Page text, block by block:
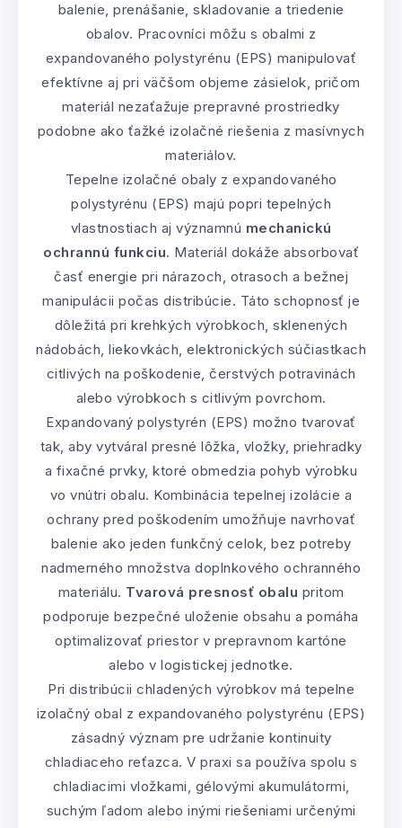
balenie, prenášanie, skladovanie a triedenie
obalov. Pracovníci môžu s obalmi z
expandovaného polystyrénu (EPS) manipulovať
efektívne aj pri väčšom objeme zásielok, pričom
materiál nezaťažuje prepravné prostriedky
podobne ako ťažké izolačné riešenia z masívnych
materiálov.
Tepelne izolačné obaly z expandovaného
polystyrénu (EPS) majú popri tepelných
vlastnostiach aj významnú mechanickú
ochrannú funkciu. Materiál dokáže absorbovať
časť energie pri nárazoch, otrasoch a bežnej
manipulácii počas distribúcie. Táto schopnosť je
dôležitá pri krehkých výrobkoch, sklenených
nádobách, liekovkách, elektronických súčiastkach
citlivých na poškodenie, čerstvých potravinách
alebo výrobkoch s citlivým povrchom.
Expandovaný polystyrén (EPS) možno tvarovať
tak, aby vytváral presné lôžka, vložky, priehradky
a fixačné prvky, ktoré obmedzia pohyb výrobku
vo vnútri obalu. Kombinácia tepelnej izolácie a
ochrany pred poškodením umožňuje navrhovať
balenie ako jeden funkčný celok, bez potreby
nadmerného množstva doplnkového ochranného
materiálu. Tvarová presnosť obalu pritom
podporuje bezpečné uloženie obsahu a pomáha
optimalizovať priestor v prepravnom kartóne
alebo v logistickej jednotke.
Pri distribúcii chladených výrobkov má tepelne
izolačný obal z expandovaného polystyrénu (EPS)
zásadný význam pre udržanie kontinuity
chladiaceho reťazca. V praxi sa používa spolu s
chladiacimi vložkami, gélovými akumulátormi,
suchým ľadom alebo inými riešeniami určenými